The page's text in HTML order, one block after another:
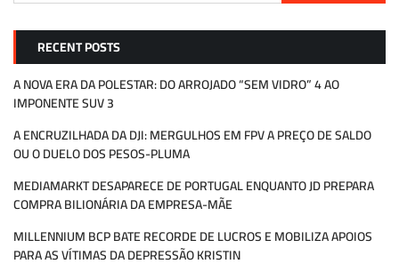
RECENT POSTS
A NOVA ERA DA POLESTAR: DO ARROJADO “SEM VIDRO” 4 AO
IMPONENTE SUV 3
A ENCRUZILHADA DA DJI: MERGULHOS EM FPV A PREÇO DE SALDO
OU O DUELO DOS PESOS-PLUMA
MEDIAMARKT DESAPARECE DE PORTUGAL ENQUANTO JD PREPARA
COMPRA BILIONÁRIA DA EMPRESA-MÃE
MILLENNIUM BCP BATE RECORDE DE LUCROS E MOBILIZA APOIOS
PARA AS VÍTIMAS DA DEPRESSÃO KRISTIN